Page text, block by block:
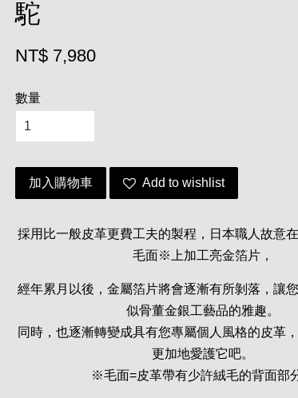
駝
NT$ 7,980
數量
加入購物車 Add to wishlist
採用比一般皮革更費工夫的製程，日本職人故意
毛面※上加工亮金箔片，
經年累月以後，金屬箔片將會逐漸有所剝落，讓
似骨董金銀工藝品的雅趣。
同時，也逐漸轉變成具有您專屬個人風格的皮革
更加地愛護它吧。
※毛面=皮革帶有少許絨毛的背面部